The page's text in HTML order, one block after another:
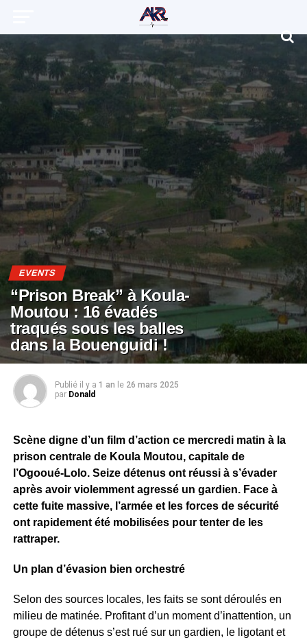
EVENTS
“Prison Break” à Koula-
Moutou : 16 évadés
traqués sous les balles
dans la Bouenguidi !
Publié il y a 1 an le 26 mars 2025
par Donald
Scène digne d’un film d’action ce mercredi matin à la
prison centrale de Koula Moutou, capitale de
l’Ogooué-Lolo. Seize détenus ont réussi à s’évader
après avoir violemment agressé un gardien. Face à
cette fuite massive, l’armée et les forces de sécurité
ont rapidement été mobilisées pour tenter de les
rattraper.
Un plan d’évasion bien orchestré
Selon des sources locales, les faits se sont déroulés en
milieu de matinée. Profitant d’un moment d’inattention, un
groupe de détenus s’est rué sur un gardien, le ligotant et